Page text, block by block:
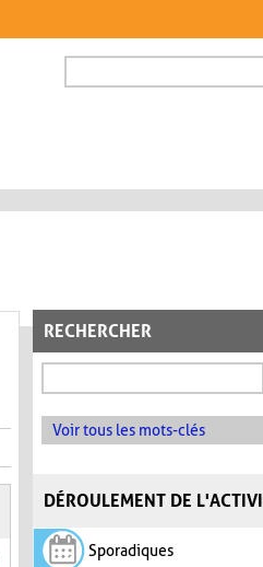
FORMULAIRE DE
RECHERCHER
Voir tous les mots-clés
DÉROULEMENT DE
Sporadiques